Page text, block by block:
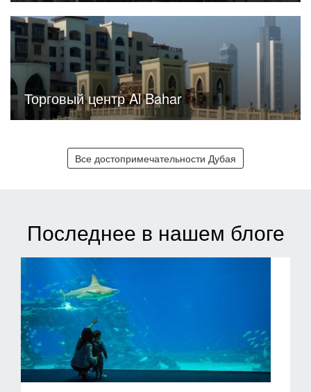
Торговый центр Al Bahar
Все достопримечательности Дубая
Последнее в нашем блоге